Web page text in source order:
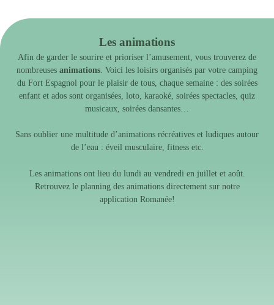
Les animations
Afin de garder le sourire et prioriser l’amusement, vous trouverez de
nombreuses animations . Voici les loisirs organisés par votre camping
du Fort Espagnol pour le plaisir de tous, chaque semaine : des soirées
enfant et ados sont organisées, loto, karaoké, soirées spectacles, quiz
musicaux, soirées dansantes…
Sans oublier une multitude d’animations récréatives et ludiques autour
de l’eau : éveil musculaire, fitness etc.
Les animations ont lieu du lundi au vendredi en juillet et août.
Retrouvez le planning des animations directement sur notre
application Romanée!